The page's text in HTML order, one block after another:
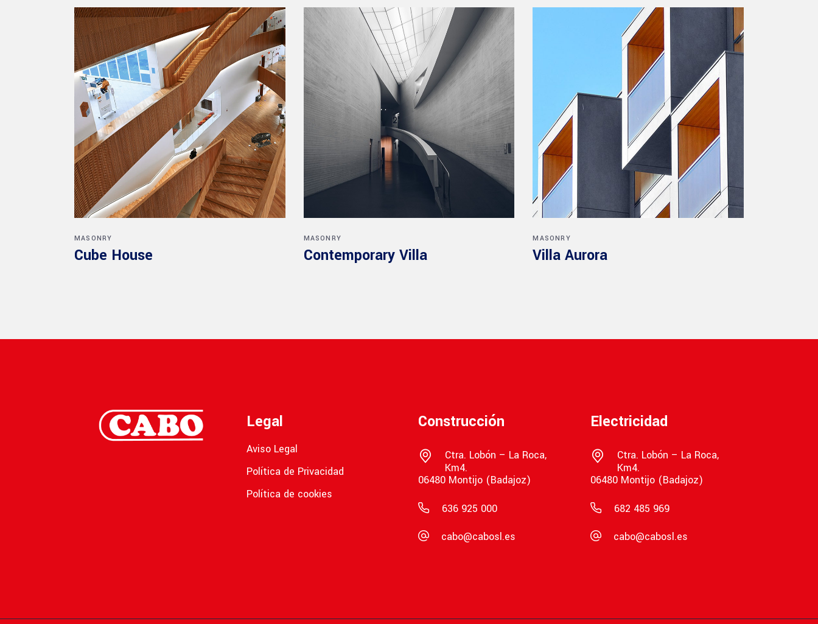
MASONRY
Cube House
MASONRY
Contemporary Villa
MASONRY
Villa Aurora
Legal
Aviso Legal
Política de Privacidad
Política de cookies
Construcción
Ctra. Lobón – La Roca,
Km4.
06480 Montijo (Badajoz)
636 925 000
cabo@cabosl.es
Electricidad
Ctra. Lobón – La Roca,
Km4.
06480 Montijo (Badajoz)
682 485 969
cabo@cabosl.es